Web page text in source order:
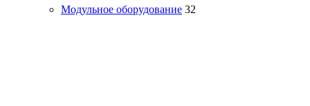
Модульное оборудование 32